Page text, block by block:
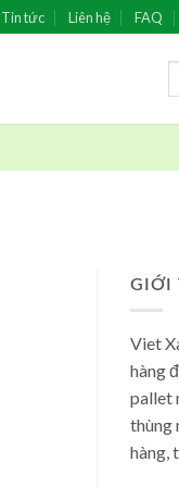
Tin tức Liên hệ FAQ
GIỚI
Viet
hàng
pallet
thùng
hàng,